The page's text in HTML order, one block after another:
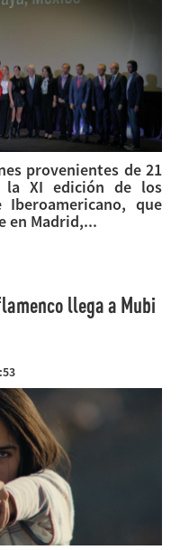
provenientes de 21
la XI edición de los
que
en Madrid,...
llega a Mubi